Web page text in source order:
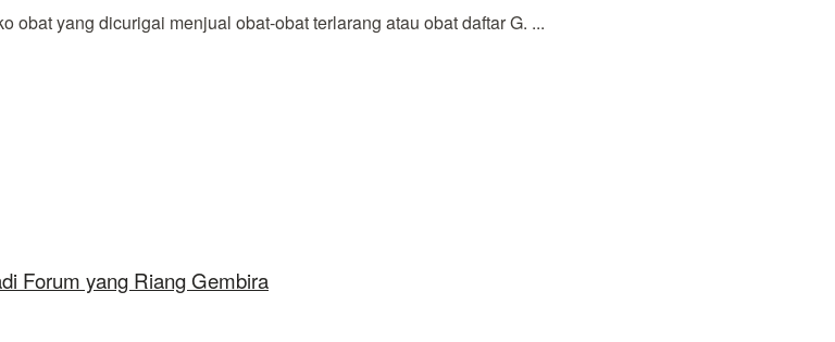
obat yang dicurigai menjual obat-obat terlarang atau obat daftar G. ...
Forum yang Riang Gembira